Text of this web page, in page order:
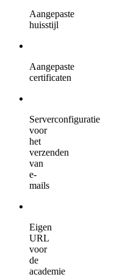
Aangepaste
huisstijl
Aangepaste
certificaten
Serverconfiguratie
voor
het
verzenden
van
e-
mails
Eigen
URL
voor
de
academie